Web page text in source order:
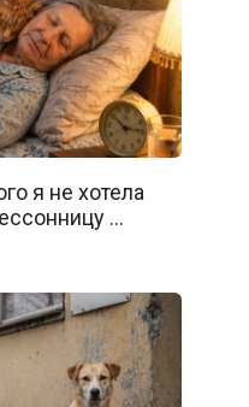
я не хотела
…